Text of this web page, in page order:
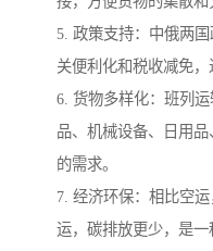
5. 政策支持：中俄两
关便利化和税收减免，
6. 货物多样化：班列
品、机械设备、日用
的需求。
7. 经济环保：相比空
运，碳排放更少，是一